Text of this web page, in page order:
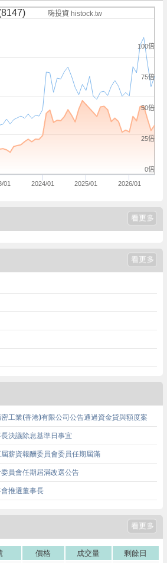
嗨投資 histock.tw
01 2024/01 2025/01 2026/01
0倍
25倍
50倍
75倍
100倍
工業(香港)有限公司公告通過資金貸與額度案
決議除息基準日事宜
薪資報酬委員會委員任期屆滿
員會任期屆滿改選公告
推選董事長
價格 成交量
剩餘日